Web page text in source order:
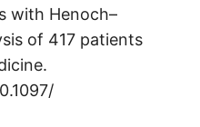
with Henoch–
of 417 patients